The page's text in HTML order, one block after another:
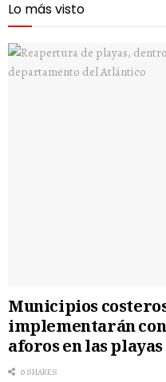
Lo más visto
Municipios
implementarán
aforos en las
0 SHARES